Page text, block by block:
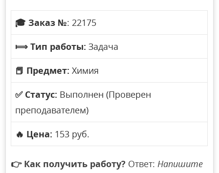
🎓 Заказ №: 22175
⟾ Тип работы: Задача
📕 Предмет: Химия
✅ Статус: Выполнен (Проверен
преподавателем)
🔥 Цена: 153 руб.
👉 Как получить работу? Ответ:Напишите